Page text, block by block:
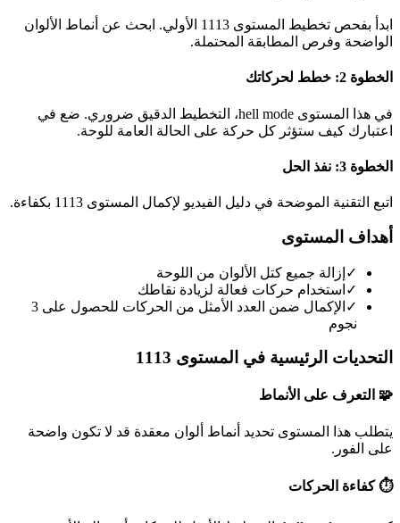
ابدأ بفحص تخطيط المستوى 1113 الأولي. ابحث عن أنماط الألوان
الواضحة وفرص المطابقة المحتملة.
الخطوة 2: خطط لحركاتك
في هذا المستوى hell mode، التخطيط الدقيق ضروري. ضع في
اعتبارك كيف ستؤثر كل حركة على الحالة العامة للوحة.
الخطوة 3: نفذ الحل
اتبع التقنية الموضحة في دليل الفيديو لإكمال المستوى 1113 بكفاءة.
أهداف المستوى
✓ إزالة جميع كتل الألوان من اللوحة
✓ استخدام حركات فعالة لزيادة نقاطك
✓
الإكمال ضمن العدد الأمثل من الحركات للحصول على 3
نجوم
التحديات الرئيسية في المستوى 1113
🧩 التعرف على الأنماط
يتطلب هذا المستوى تحديد أنماط ألوان معقدة قد لا تكون واضحة
على الفور.
⏱️ كفاءة الحركات